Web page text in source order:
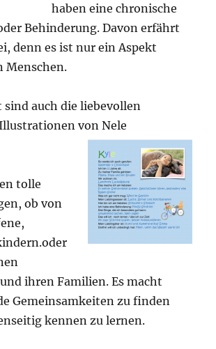
haben eine chronische
Behinderung. Davon erfährt
denn es ist nur ein Aspekt
Menschen.
auch die liebevollen
von Nele
tolle
ob von
ihren Familien. Es macht
Gemeinsamkeiten zu finden
kennen zu lernen.